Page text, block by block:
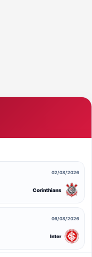
02/08/2026
Corinthians
06/08/2026
Inter